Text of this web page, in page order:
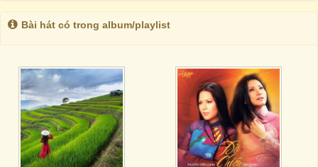
Bài hát có trong album/playlist